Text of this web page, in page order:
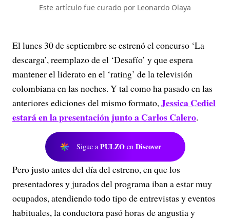
Este artículo fue curado por Leonardo Olaya
El lunes 30 de septiembre se estrenó el concurso ‘La
descarga’, reemplazo de el ‘Desafío’ y que espera
mantener el liderato en el ‘rating’ de la televisión
colombiana en las noches. Y tal como ha pasado en las
anteriores ediciones del mismo formato,Jessica Cediel
estará en la presentación junto a Carlos Calero.
Sigue a PULZO en Discover
Pero justo antes del día del estreno, en que los
presentadores y jurados del programa iban a estar muy
ocupados, atendiendo todo tipo de entrevistas y eventos
habituales, la conductora pasó horas de angustia y